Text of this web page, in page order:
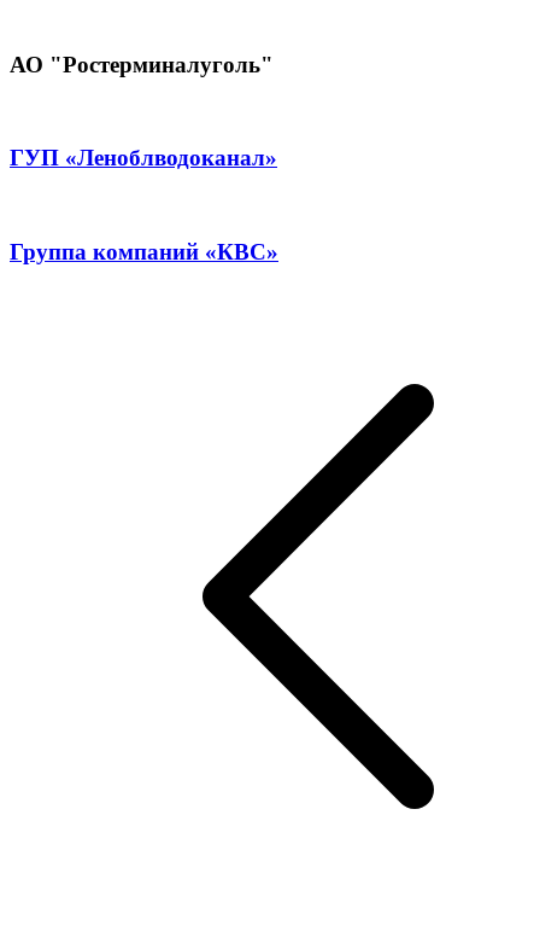
АО "Ростерминалуголь"
ГУП «Леноблводоканал»
Группа компаний «КВС»